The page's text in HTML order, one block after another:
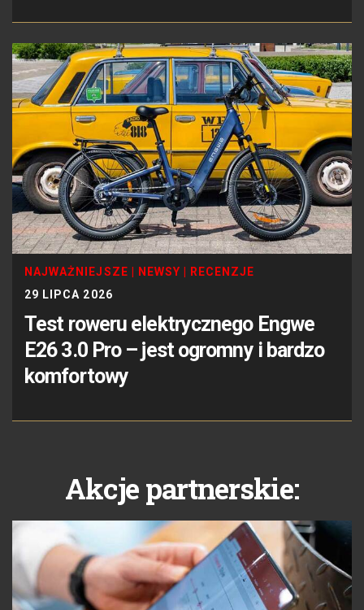
NAJWAŻNIEJSZE NEWSY
RECENZJE
29 LIPCA 2026
Test roweru elektrycznego Engwe
E26 3.0 Pro – jest ogromny i bardzo
komfortowy
Akcje partnerskie: